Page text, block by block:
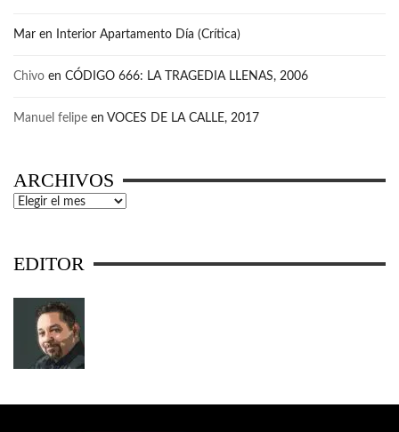
Mar en Interior Apartamento Día (Crítica)
Chivo en CÓDIGO 666: LA TRAGEDIA LLENAS, 2006
Manuel felipe en VOCES DE LA CALLE, 2017
ARCHIVOS
Archivos
EDITOR